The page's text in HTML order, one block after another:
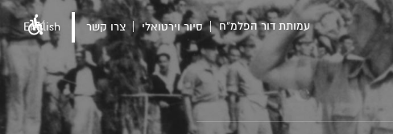
עמותת דור הפלמ"ח סיור וירטואלי צרו קשר English